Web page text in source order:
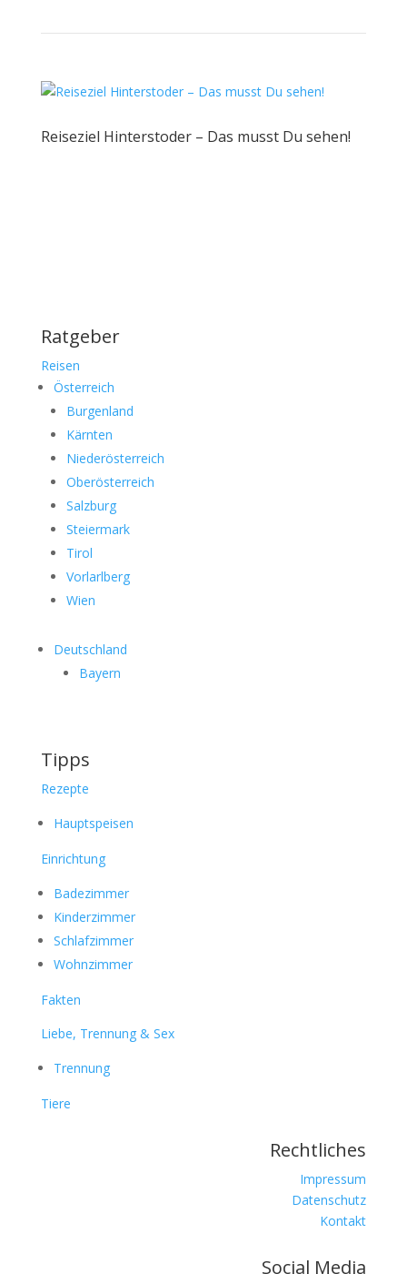
Reiseziel Hinterstoder – Das musst Du sehen!
Ratgeber
Reisen
Österreich
Burgenland
Kärnten
Niederösterreich
Oberösterreich
Salzburg
Steiermark
Tirol
Vorlarlberg
Wien
Deutschland
Bayern
Tipps
Rezepte
Hauptspeisen
Einrichtung
Badezimmer
Kinderzimmer
Schlafzimmer
Wohnzimmer
Fakten
Liebe, Trennung & Sex
Trennung
Tiere
Rechtliches
Impressum
Datenschutz
Kontakt
Social Media